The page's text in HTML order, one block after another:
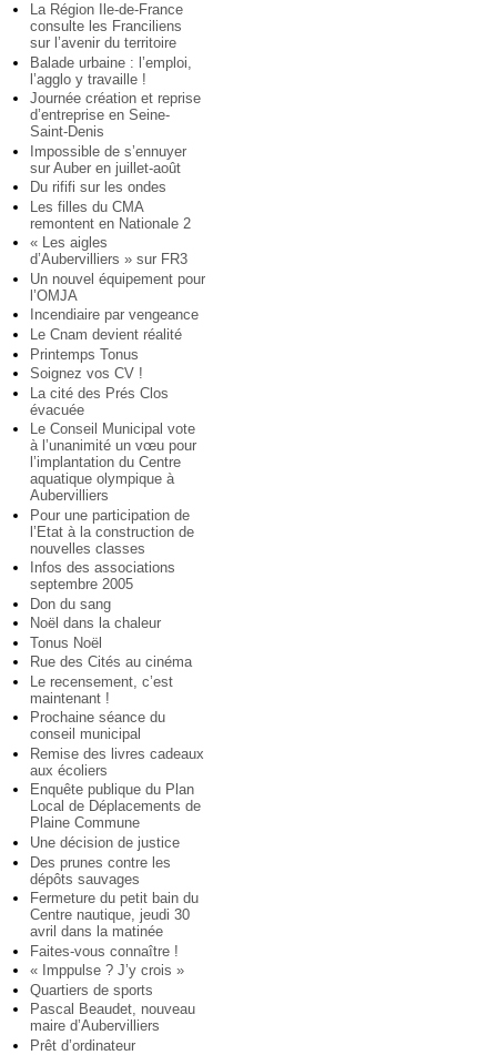
La Région Ile-de-France
consulte les Franciliens
sur l’avenir du territoire
Balade urbaine : l’emploi,
l’agglo y travaille !
Journée création et reprise
d’entreprise en Seine-
Saint-Denis
Impossible de s’ennuyer
sur Auber en juillet-août
Du rififi sur les ondes
Les filles du CMA
remontent en Nationale 2
« Les aigles
d’Aubervilliers » sur FR3
Un nouvel équipement pour
l’OMJA
Incendiaire par vengeance
Le Cnam devient réalité
Printemps Tonus
Soignez vos CV !
La cité des Prés Clos
évacuée
Le Conseil Municipal vote
à l’unanimité un vœu pour
l’implantation du Centre
aquatique olympique à
Aubervilliers
Pour une participation de
l’Etat à la construction de
nouvelles classes
Infos des associations
septembre 2005
Don du sang
Noël dans la chaleur
Tonus Noël
Rue des Cités au cinéma
Le recensement, c’est
maintenant !
Prochaine séance du
conseil municipal
Remise des livres cadeaux
aux écoliers
Enquête publique du Plan
Local de Déplacements de
Plaine Commune
Une décision de justice
Des prunes contre les
dépôts sauvages
Fermeture du petit bain du
Centre nautique, jeudi 30
avril dans la matinée
Faites-vous connaître !
« Imppulse ? J’y crois »
Quartiers de sports
Pascal Beaudet, nouveau
maire d’Aubervilliers
Prêt d’ordinateur